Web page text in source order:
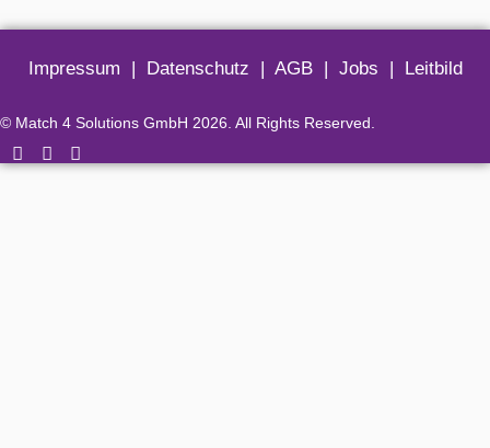
Impressum | Datenschutz | AGB| Jobs | Leitbild
© Match 4 Solutions GmbH 2026. All Rights Reserved.